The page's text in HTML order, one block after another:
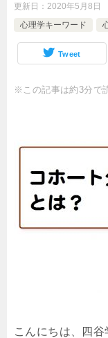
更新日： 2020年5月8日
心理学キーワード
Tweet
※この記事は約3分で
こんにちは、四谷